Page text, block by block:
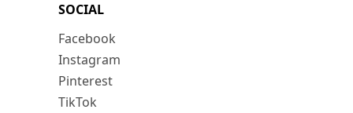
SOCIAL
Facebook
Instagram
Pinterest
TikTok